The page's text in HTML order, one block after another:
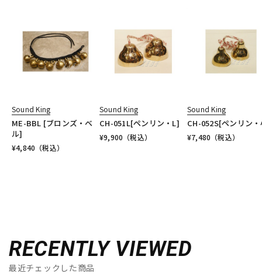
Sound King
ME-BBL [ブロンズ・ベ
ル]
¥4,840 （税込）
Sound King
CH-051L[ペンリン・L]
¥9,900 （税込）
Sound King
CH-052S[ペンリン
¥7,480 （税込）
RECENTLY VIEWED
最近チェックした商品